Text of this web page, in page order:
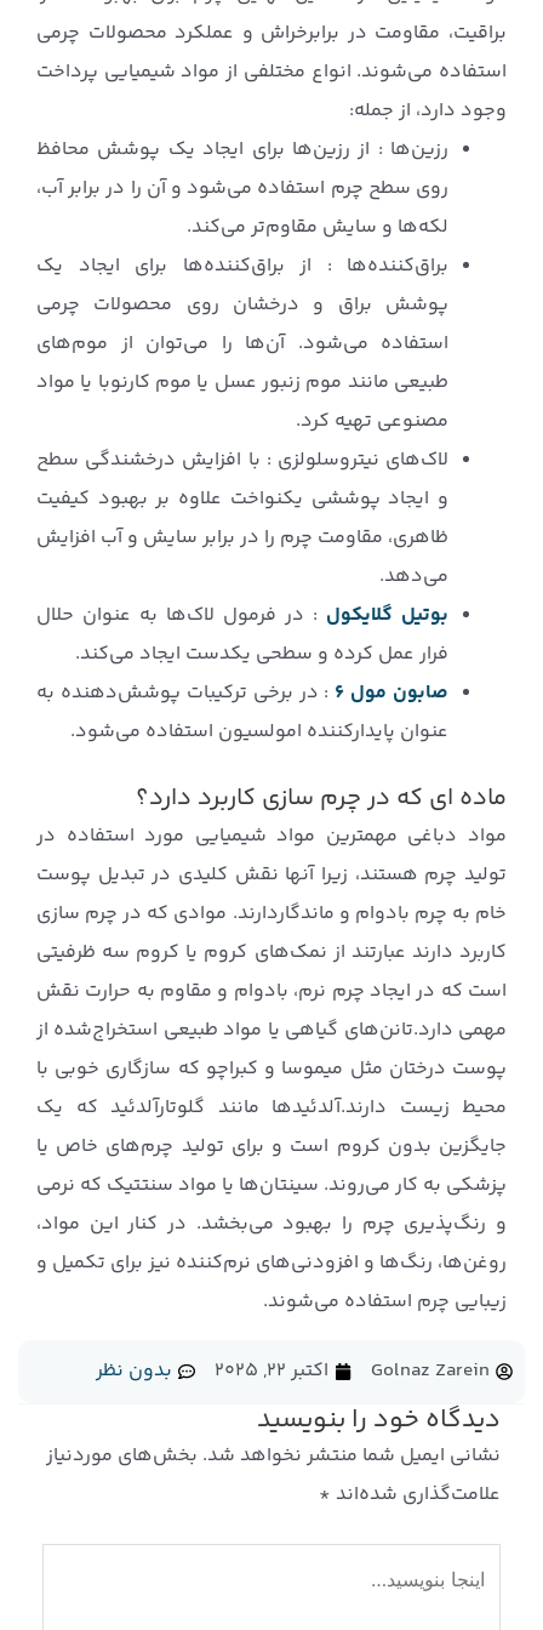
براقیت، مقاومت در برابرخراش و عملکرد محصولات چرمی
استفاده می‌شوند. انواع مختلفی از مواد شیمیایی پرداخت
وجود دارد، از جمله:
رزین‌ها : از رزین‌ها برای ایجاد یک پوشش محافظ
روی سطح چرم استفاده می‌شود و آن را در برابر آب،
لکه‌ها و سایش مقاوم‌تر می‌کند.
براق‌کننده‌ها : از براق‌کننده‌ها برای ایجاد یک
پوشش براق و درخشان روی محصولات چرمی
استفاده می‌شود. آن‌ها را می‌توان از موم‌های
طبیعی مانند موم زنبور عسل یا موم کارنوبا یا مواد
مصنوعی تهیه کرد.
لاک‌های نیتروسلولزی : با افزایش درخشندگی سطح
و ایجاد پوششی یکنواخت علاوه بر بهبود کیفیت
ظاهری، مقاومت چرم را در برابر سایش و آب افزایش
می‌دهد.
بوتیل گلایکول : در فرمول لاک‌ها به عنوان حلال
فرار عمل کرده و سطحی یکدست ایجاد می‌کند.
صابون مول ۶
: در برخی ترکیبات پوشش‌دهنده به
عنوان پایدارکننده امولسیون استفاده می‌شود.
ماده ای که در چرم سازی کاربرد دارد؟
مواد دباغی مهمترین مواد شیمیایی مورد استفاده در
تولید چرم هستند، زیرا آنها نقش کلیدی در تبدیل پوست
خام به چرم بادوام و ماندگاردارند. موادی که در چرم سازی
کاربرد دارند عبارتند از نمک‌های کروم یا کروم سه ظرفیتی
است که در ایجاد چرم نرم، بادوام و مقاوم به حرارت نقش
مهمی دارد.تانن‌های گیاهی یا مواد طبیعی استخراج‌شده از
پوست درختان مثل میموسا و کبراچو که سازگاری خوبی با
محیط زیست دارند.آلدئیدها مانند گلوتارآلدئید که یک
جایگزین بدون کروم است و برای تولید چرم‌های خاص یا
پزشکی به کار می‌روند. سینتان‌ها یا مواد سنتتیک که نرمی
و رنگ‌پذیری چرم را بهبود می‌بخشد. در کنار این مواد،
روغن‌ها، رنگ‌ها و افزودنی‌های نرم‌کننده نیز برای تکمیل و
زیبایی چرم استفاده می‌شوند.
Golnaz Zarein اکتبر 22, 2025 بدون نظر
دیدگاه‌ خود را بنویسید
نشانی ایمیل شما منتشر نخواهد شد. بخش‌های موردنیاز
علامت‌گذاری شده‌اند *
بنویسید…